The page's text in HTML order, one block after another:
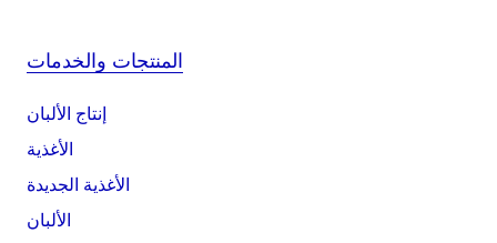
المنتجات والخدمات
إنتاج الألبان
الأغذية
الأغذية الجديدة
الألبان